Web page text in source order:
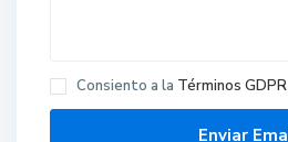
Consiento a la Términos GDPR